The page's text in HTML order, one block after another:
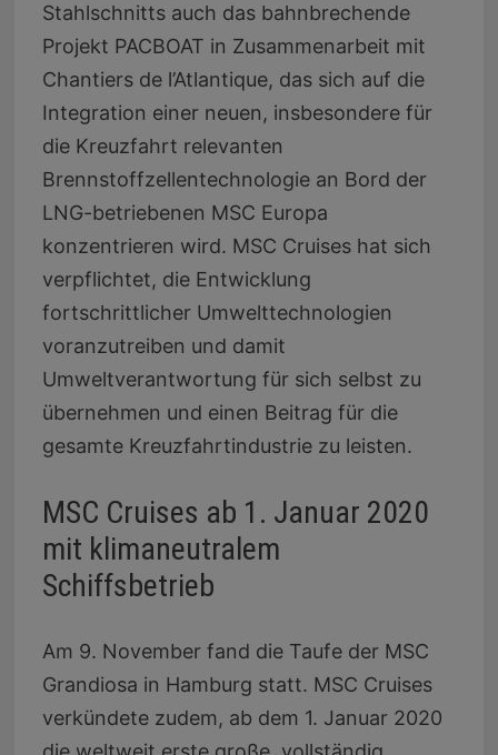
Stahlschnitts auch das bahnbrechende
Projekt PACBOAT in Zusammenarbeit mit
Chantiers de l’Atlantique, das sich auf die
Integration einer neuen, insbesondere für
die Kreuzfahrt relevanten
Brennstoffzellentechnologie an Bord der
LNG-betriebenen MSC Europa
konzentrieren wird. MSC Cruises hat sich
verpflichtet, die Entwicklung
fortschrittlicher Umwelttechnologien
voranzutreiben und damit
Umweltverantwortung für sich selbst zu
übernehmen und einen Beitrag für die
gesamte Kreuzfahrtindustrie zu leisten.
MSC Cruises ab 1. Januar 2020
mit klimaneutralem
Schiffsbetrieb
Am 9. November fand die Taufe der MSC
Grandiosa in Hamburg statt. MSC Cruises
verkündete zudem, ab dem 1. Januar 2020